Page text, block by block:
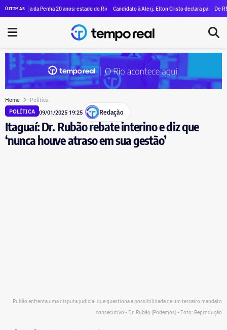
ÚLTIMASno dia 11 na Câmara do Rio
da Penha 20 anos: estado do Rio tem alta em quatro dos cinco índices de violência contra a
Candidato à Alerj, Elton Cristo declara patrimônio de R$
De R$ 97 mil a
Home Política
POLÍTICA 09/01/2025 19:25 Redação
Itaguaí: Dr. Rubão rebate interino e diz que
‘nunca houve atraso em sua gestão’
Rubão enfrenta uma disputa judicial que questiona a possibilidade de um terceiro mandato
consecutivo - Dr. Rubão (Podemos) - Foto: Reprodução